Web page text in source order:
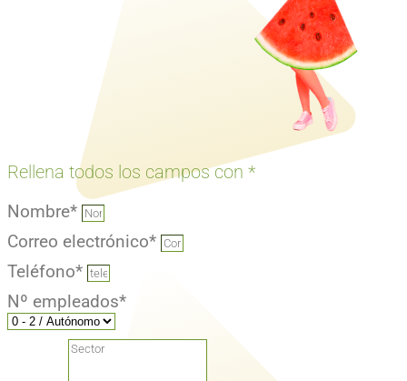
Rellena todos los campos con *
Nombre*
Correo electrónico*
Teléfono*
Nº empleados*